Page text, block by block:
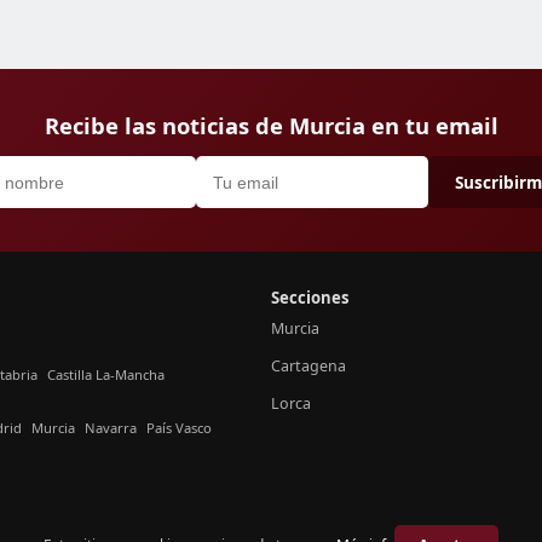
Recibe las noticias de Murcia en tu email
Castilla La-Mancha
Murcia Navarra País Vasco
Secciones
Murcia
Cartagena
Lorca